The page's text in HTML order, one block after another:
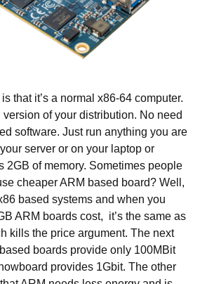
that it’s a normal x86-64 computer.
of your distribution. No need
software. Just run anything you are
server or on your laptop or
2GB of memory. Sometimes people
cheaper ARM based board? Well,
based systems and when you
ARM boards cost, it’s the same as
kills the price argument. The next
boards provide only 100MBit
provides 1Gbit. The other